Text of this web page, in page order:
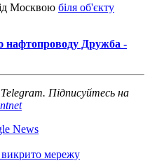
Москвою біля об'єкту
нафтопроводу Дружба -
Підписуйтесь на
News
мережу